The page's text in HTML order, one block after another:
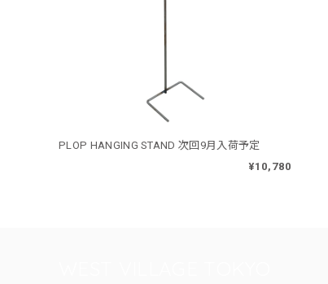
PLOP HANGING STAND 次回9月入荷予定
¥10,780